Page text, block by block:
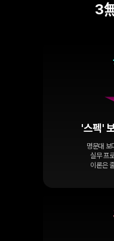
3
'스펙'
명문대 보
실무 프
이론은